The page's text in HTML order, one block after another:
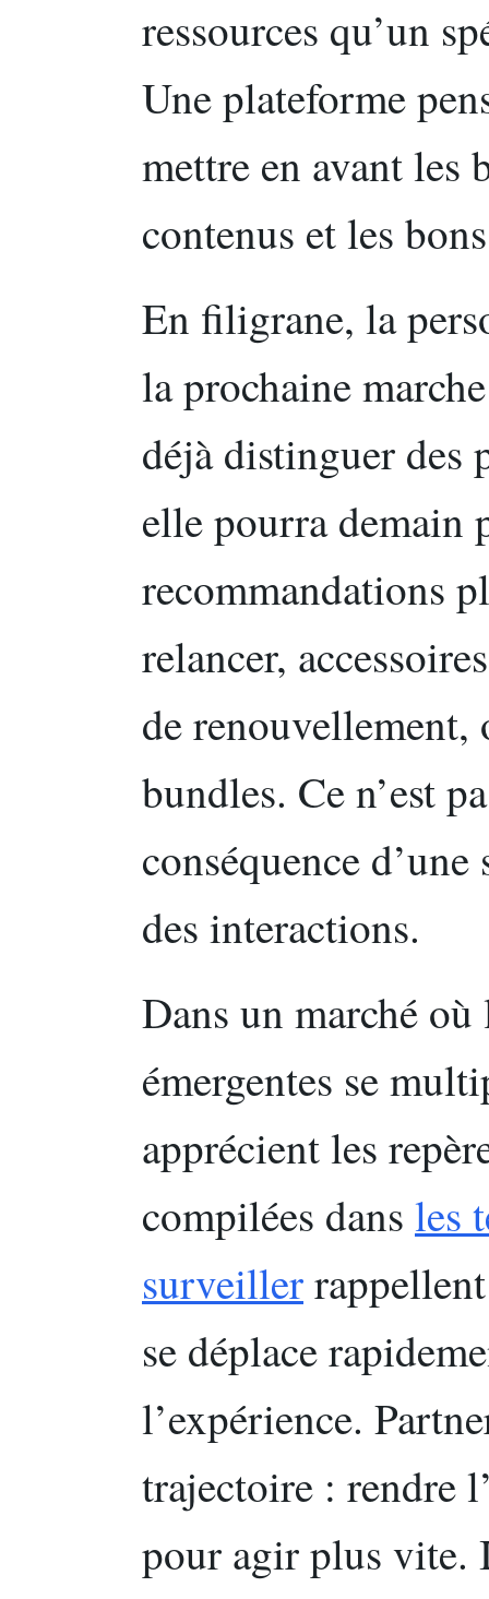
ressources qu’un
Une plateforme
mettre en avant les
contenus et les
En filigrane, la
la prochaine
déjà distinguer des
elle pourra demain
recommandations
relancer,
de renouvellement,
bundles. Ce n’est
conséquence
des interactions.
Dans un marché
émergentes se
apprécient les
compilées dans les
surveiller
se déplace
l’expérience.
trajectoire : rendre
pour agir plus